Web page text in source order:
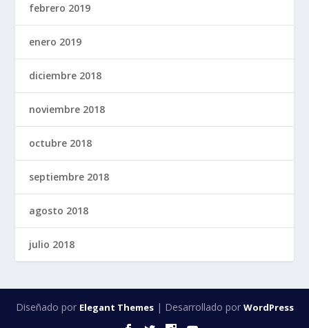
febrero 2019
enero 2019
diciembre 2018
noviembre 2018
octubre 2018
septiembre 2018
agosto 2018
julio 2018
Diseñado por Elegant Themes| Desarrollado por WordPress